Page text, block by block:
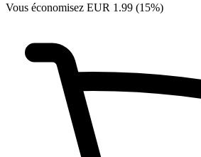
Vous économisez EUR 1.99 (15%)